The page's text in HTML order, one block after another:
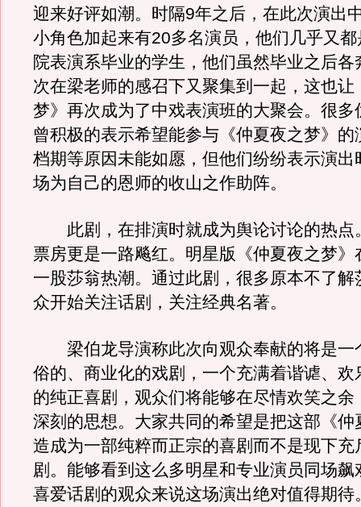
迎来好评如潮。时隔9年之后，在此次演出
小角色加起来有20多名演员，他们几乎又
院表演系毕业的学生，他们虽然毕业之后各
次在梁老师的感召下又聚集到一起，这也让
梦》再次成为了中戏表演班的大聚会。很多
曾积极的表示希望能参与《仲夏夜之梦》的
档期等原因未能如愿，但他们纷纷表示演出
场为自己的恩师的收山之作助阵。
此剧，在排演时就成为舆论讨论的热点
票房更是一路飚红。明星版《仲夏夜之梦》
一股莎翁热潮。通过此剧，很多原本不了解
众开始关注话剧，关注经典名著。
梁伯龙导演称此次向观众奉献的将是一
俗的、商业化的戏剧，一个充满着谐谑、欢
的纯正喜剧，观众们将能够在尽情欢笑之余
深刻的思想。大家共同的希望是把这部《仲
造成为一部纯粹而正宗的喜剧而不是现下充
剧。能够看到这么多明星和专业演员同场飙
喜爱话剧的观众来说这场演出绝对值得期待